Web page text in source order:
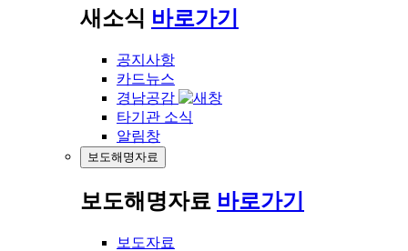
새소식 바로가기
공지사항
카드뉴스
경남공감
타기관 소식
알림창
보도해명자료
보도해명자료 바로가기
보도자료